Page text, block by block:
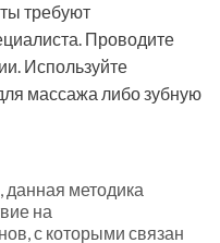
требуют
Проводите
Используйте
массажа либо зубную
данная методика
на
с которыми связан